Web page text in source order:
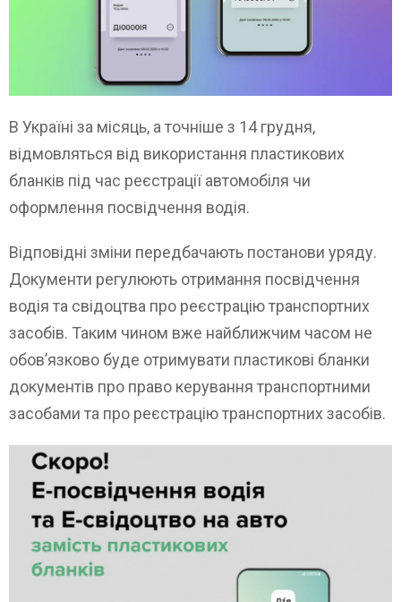
В Україні за місяць, а точніше з 14 грудня,
відмовляться від використання пластикових
бланків під час реєстрації автомобіля чи
оформлення посвідчення водія.
Відповідні зміни передбачають постанови уряду.
Документи регулюють отримання посвідчення
водія та свідоцтва про реєстрацію транспортних
засобів. Таким чином вже найближчим часом не
обов’язково буде отримувати пластикові бланки
документів про право керування транспортними
засобами та про реєстрацію транспортних засобів.